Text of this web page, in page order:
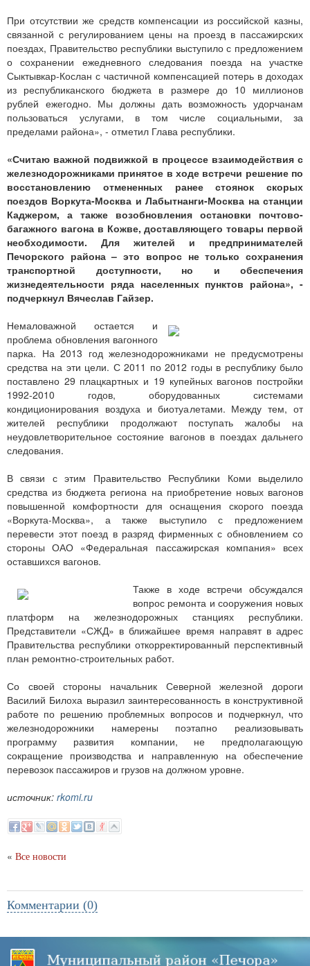
При отсутствии же средств компенсации из российской казны,
связанной с регулированием цены на проезд в пассажирских
поездах, Правительство республики выступило с предложением
о сохранении ежедневного следования поезда на участке
Сыктывкар-Кослан с частичной компенсацией потерь в доходах
из республиканского бюджета в размере до 10 миллионов
рублей ежегодно. Мы должны дать возможность удорчанам
пользоваться услугами, в том числе социальными, за
пределами района», - отметил Глава республики.
«Считаю важной подвижкой в процессе взаимодействия с
железнодорожниками принятое в ходе встречи решение по
восстановлению отмененных ранее стоянок скорых
поездов Воркута-Москва и Лабытнанги-Москва на станции
Каджером, а также возобновления остановки почтово-
багажного вагона в Кожве, доставляющего товары первой
необходимости. Для жителей и предпринимателей
Печорского района – это вопрос не только сохранения
транспортной доступности, но и обеспечения
жизнедеятельности ряда населенных пунктов района», -
подчеркнул Вячеслав Гайзер.
Немаловажной остается и
проблема обновления вагонного
парка. На 2013 год железнодорожниками не предусмотрены
средства на эти цели. С 2011 по 2012 годы в республику было
поставлено 29 плацкартных и 19 купейных вагонов постройки
1992-2010 годов, оборудованных системами
кондиционирования воздуха и биотуалетами. Между тем, от
жителей республики продолжают поступать жалобы на
неудовлетворительное состояние вагонов в поездах дальнего
следования.
В связи с этим Правительство Республики Коми выделило
средства из бюджета региона на приобретение новых вагонов
повышенной комфортности для оснащения скорого поезда
«Воркута-Москва», а также выступило с предложением
перевести этот поезд в разряд фирменных с обновлением со
стороны ОАО «Федеральная пассажирская компания» всех
оставшихся вагонов.
Также в ходе встречи обсуждался
вопрос ремонта и сооружения новых
платформ на железнодорожных станциях республики.
Представители «СЖД» в ближайшее время направят в адрес
Правительства республики откорректированный перспективный
план ремонтно-строительных работ.
Со своей стороны начальник Северной железной дороги
Василий Билоха выразил заинтересованность в конструктивной
работе по решению проблемных вопросов и подчеркнул, что
железнодорожники намерены поэтапно реализовывать
программу развития компании, не предполагающую
сокращение производства и направленную на обеспечение
перевозок пассажиров и грузов на должном уровне.
источник: rkomi.ru
« Все новости
Комментарии (0)